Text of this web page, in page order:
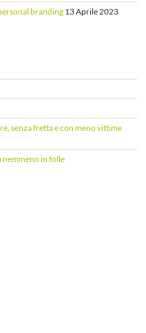
branding 13 Aprile 2023
senza fretta e con meno vittime
nemmeno in folle